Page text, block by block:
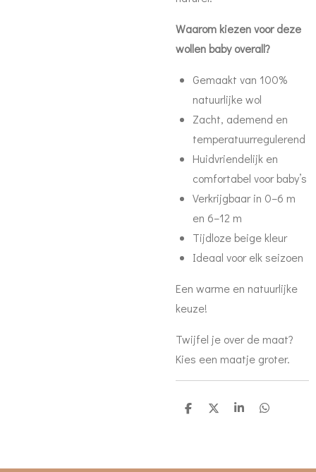
Waarom kiezen voor deze
wollen baby overall?
Gemaakt van 100%
natuurlijke wol
Zacht, ademend en
temperatuurregulerend
Huidvriendelijk en
comfortabel voor baby’s
Verkrijgbaar in 0–6 m
en 6–12 m
Tijdloze beige kleur
Ideaal voor elk seizoen
Een warme en natuurlijke
keuze!
Twijfel je over de maat?
Kies een maatje groter.
D
D
S
D